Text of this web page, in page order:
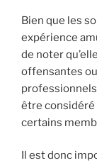
Bien que les
expérience
de noter
offensantes
être
certains
Il est donc